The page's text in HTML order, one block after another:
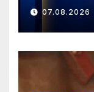
07.08.2026